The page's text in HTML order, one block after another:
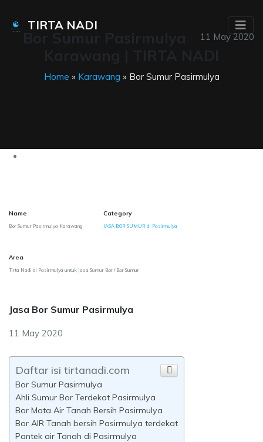
TIRTA NADI
11 May 2020
Home » Karawang » Bor Sumur Pasirmulya
Name
Bor Sumur Pasirmulya Karawang
Category
JASA BOR SUMUR di Pasirmulya
Area
Tirta Nadi di Pasirmulya untuk Jasa Sumur Bor / Bor Sumur
Jasa Bor Sumur Pasirmulya
11 May 2020
Daftar isi tirtanadi.com
Bor Sumur Pasirmulya
Ahli Sumur Bor Terdekat Pasirmulya
Bor Mata Air Tanah Bersih Pasirmulya
Bor AIR Tanah bersih Pasirmulya terdekat
Pantek air Tanah di Pasirmulya